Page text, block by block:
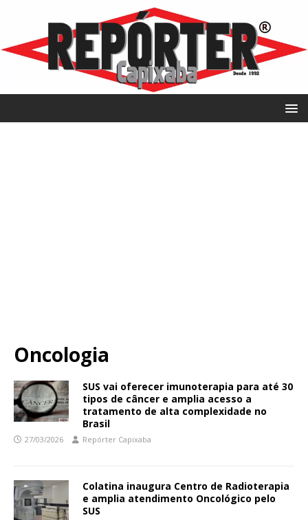
Oncologia
SUS vai oferecer imunoterapia para até 30
tipos de câncer e amplia acesso a
tratamento de alta complexidade no
Brasil
27/03/2026 Repórter Capixaba
Colatina inaugura Centro de Radioterapia
e amplia atendimento Oncológico pelo
SUS